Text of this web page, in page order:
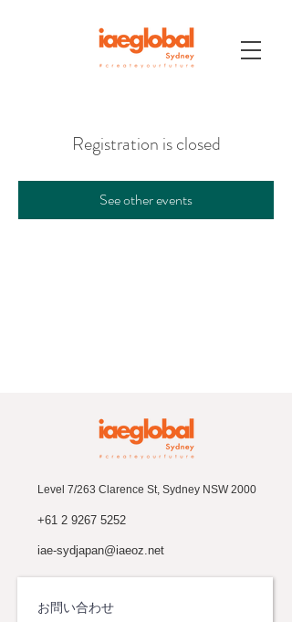
Registration is closed
See other events
Level 7/263 Clarence St, Sydney NSW 2000
+61 2 9267 5252
iae-sydjapan@iaeoz.net
​お問い合わせ